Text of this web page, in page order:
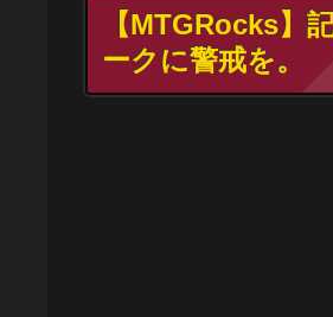
【MTGRocks】
ークに警戒を。